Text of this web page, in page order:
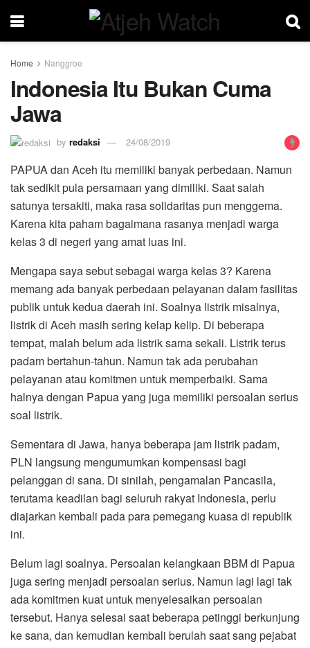
Home Nanggroe
Indonesia Itu Bukan Cuma
Jawa
by redaksi 24/08/2019
PAPUA dan Aceh itu memiliki banyak perbedaan. Namun
tak sedikit pula persamaan yang dimiliki. Saat salah
satunya tersakiti, maka rasa solidaritas pun menggema.
Karena kita paham bagaimana rasanya menjadi warga
kelas 3 di negeri yang amat luas ini.
Mengapa saya sebut sebagai warga kelas 3? Karena
memang ada banyak perbedaan pelayanan dalam fasilitas
publik untuk kedua daerah ini. Soalnya listrik misalnya,
listrik di Aceh masih sering kelap kelip. Di beberapa
tempat, malah belum ada listrik sama sekali. Listrik terus
padam bertahun-tahun. Namun tak ada perubahan
pelayanan atau komitmen untuk memperbaiki. Sama
halnya dengan Papua yang juga memiliki persoalan serius
soal listrik.
Sementara di Jawa, hanya beberapa jam listrik padam,
PLN langsung mengumumkan kompensasi bagi
pelanggan di sana. Di sinilah, pengamalan Pancasila,
terutama keadilan bagi seluruh rakyat Indonesia, perlu
diajarkan kembali pada para pemegang kuasa di republik
ini.
Belum lagi soalnya. Persoalan kelangkaan BBM di Papua
juga sering menjadi persoalan serius. Namun lagi lagi tak
ada komitmen kuat untuk menyelesaikan persoalan
tersebut. Hanya selesai saat beberapa petinggi berkunjung
ke sana, dan kemudian kembali berulah saat sang pejabat